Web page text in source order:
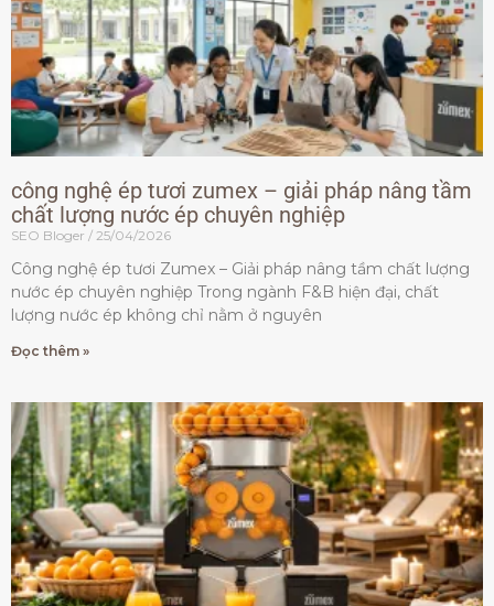
công nghệ ép tươi zumex – giải pháp nâng tầm
chất lượng nước ép chuyên nghiệp
SEO Bloger 25/04/2026
Công nghệ ép tươi Zumex – Giải pháp nâng tầm chất lượng
nước ép chuyên nghiệp Trong ngành F&B hiện đại, chất
lượng nước ép không chỉ nằm ở nguyên
Đọc thêm »